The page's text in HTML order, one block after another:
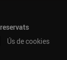
Ús de cookies